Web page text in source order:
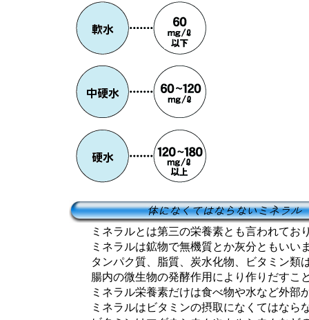
ミネラルとは第三の栄養素とも言われてお
ミネラルは鉱物で無機質とか灰分ともいい
タンパク質、脂質、炭水化物、ビタミン類
腸内の微生物の発酵作用により作りだすこ
ミネラル栄養素だけは食べ物や水など外部
ミネラルはビタミンの摂取になくてはなら